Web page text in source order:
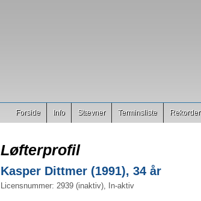
Forside Info Stævner Terminsliste Rekorder
Løfterprofil
Kasper Dittmer (1991), 34 år
Licensnummer: 2939 (inaktiv), In-aktiv